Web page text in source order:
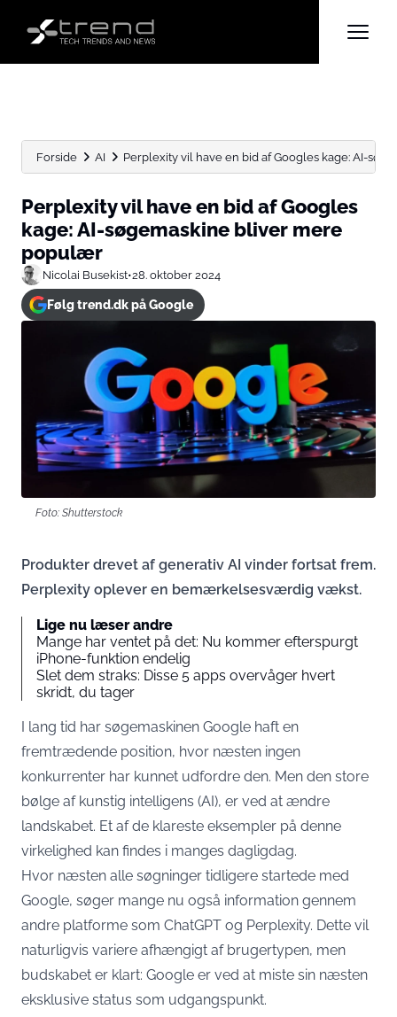
Forside AI Perplexity vil have en bid af Googles kage: AI-
Perplexity vil have en bid af Googles
kage: AI-søgemaskine bliver mere
populær
Nicolai Busekist•28. oktober 2024
Følg trend.dk på Google
Foto: Shutterstock
Produkter drevet af generativ AI vinder fortsat frem.
Perplexity oplever en bemærkelsesværdig vækst.
Lige nu læser andre
Mange har ventet på det: Nu kommer efterspurgt
iPhone-funktion endelig
Slet dem straks: Disse 5 apps overvåger hvert
skridt, du tager
I lang tid har søgemaskinen Google haft en
fremtrædende position, hvor næsten ingen
konkurrenter har kunnet udfordre den. Men den store
bølge af kunstig intelligens (AI), er ved at ændre
landskabet. Et af de klareste eksempler på denne
virkelighed kan findes i manges dagligdag.
Hvor næsten alle søgninger tidligere startede med
Google, søger mange nu også information gennem
andre platforme som ChatGPT og Perplexity. Dette vil
naturligvis variere afhængigt af brugertypen, men
budskabet er klart: Google er ved at miste sin næsten
eksklusive status som udgangspunkt.